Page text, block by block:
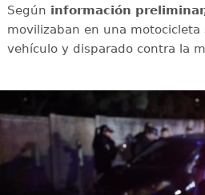
Según información
movilizaban en una motocicleta
vehículo y disparado contra la